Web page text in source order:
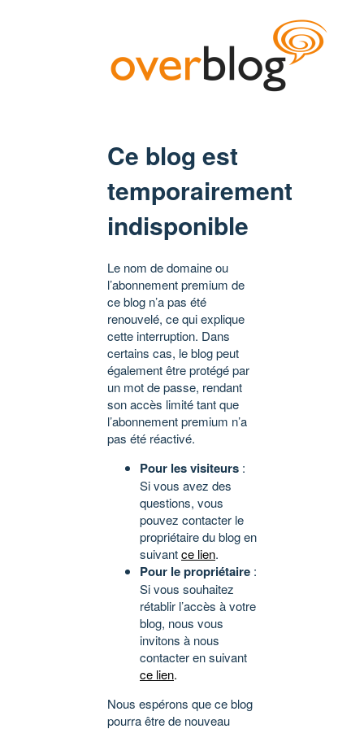
Ce blog est
temporairement
indisponible
Le nom de domaine ou
l’abonnement premium de
ce blog n’a pas été
renouvelé, ce qui explique
cette interruption. Dans
certains cas, le blog peut
également être protégé par
un mot de passe, rendant
son accès limité tant que
l’abonnement premium n’a
pas été réactivé.
Pour les visiteurs :
Si vous avez des
questions, vous
pouvez contacter le
propriétaire du blog en
suivantce lien.
Pour le propriétaire :
Si vous souhaitez
rétablir l’accès à votre
blog, nous vous
invitons à nous
contacter en suivant
ce lien.
Nous espérons que ce blog
pourra être de nouveau